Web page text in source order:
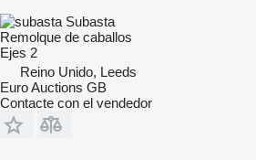
Subasta
Remolque de caballos
Ejes 2
Reino Unido, Leeds
Euro Auctions GB
Contacte con el vendedor